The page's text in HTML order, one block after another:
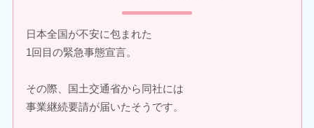
日本全国が不安に包まれた
1回目の緊急事態宣言。
その際、国土交通省から同社には
事業継続要請が届いたそうです。